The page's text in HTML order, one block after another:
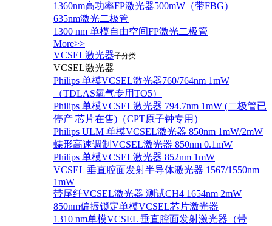
1360nm高功率FP激光器500mW（带FBG）
635nm激光二极管
1300 nm 单模自由空间FP激光二极管
More>>
VCSEL激光器子分类
VCSEL激光器
Philips 单模VCSEL激光器760/764nm 1mW
（TDLAS氧气专用TO5）
Philips 单模VCSEL激光器 794.7nm 1mW (二极管已
停产 芯片在售)（CPT原子钟专用）
Philips ULM 单模VCSEL激光器 850nm 1mW/2mW
蝶形高速调制VCSEL激光器 850nm 0.1mW
Philips 单模VCSEL激光器 852nm 1mW
VCSEL 垂直腔面发射半导体激光器 1567/1550nm
1mW
带尾纤VCSEL激光器 测试CH4 1654nm 2mW
850nm偏振锁定单模VCSEL芯片激光器
1310 nm单模VCSEL 垂直腔面发射激光器（带